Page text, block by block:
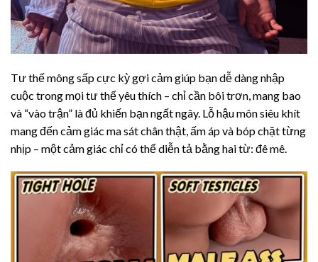
Tư thế mông sấp cực kỳ gợi cảm giúp bạn dễ dàng nhập
cuộc trong mọi tư thế yêu thích – chỉ cần bôi trơn, mang bao
và “vào trận” là đủ khiến bạn ngất ngây. Lỗ hậu môn siêu khít
mang đến cảm giác ma sát chân thật, ấm áp và bóp chặt từng
nhịp – một cảm giác chỉ có thể diễn tả bằng hai từ: đê mê.